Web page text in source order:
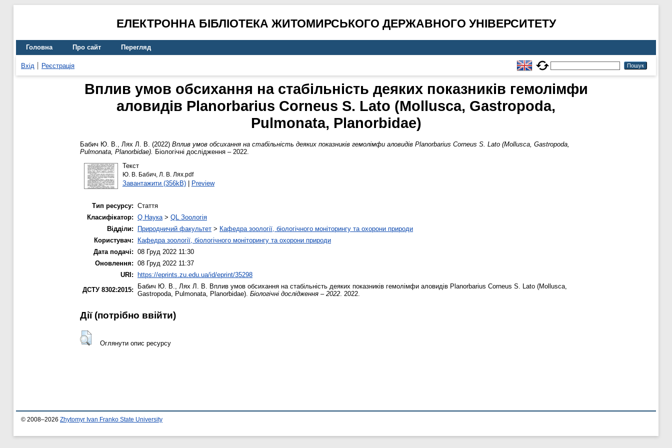
ЕЛЕКТРОННА БІБЛІОТЕКА ЖИТОМИРСЬКОГО ДЕРЖАВНОГО УНІВЕРСИТЕТУ
Головна Про сайт Перегляд
Вхід Реєстрація
Вплив умов обсихання на стабільність деяких показників гемолімфи
аловидів Planorbarius Corneus S. Lato (Mollusca, Gastropoda,
Pulmonata, Planorbidae)
Бабич Ю. В., Лях Л. В. (2022) Вплив умов обсихання на стабільність деяких показників гемолімфи аловидів Planorbarius Corneus S. Lato (Mollusca, Gastropoda,
Pulmonata, Planorbidae). Біологічні дослідження – 2022.
Текст
Ю. В. Бабич, Л. В. Лях.pdf
Завантажити (356kB)| Preview
Тип ресурсу: Стаття
Класифікатор: Q Наука> QL Зоологія
Відділи:
Природничий факультет > Кафедра зоології, біологічного моніторингу та охорони природи
Користувач:
Кафедра зоології, біологічного моніторингу та охорони природи
Дата подачі: 08 Груд 2022 11:30
Оновлення: 08 Груд 2022 11:37
URI:
https://eprints.zu.edu.ua/id/eprint/35298
ДСТУ 8302:2015:
Бабич Ю. В., Лях Л. В. Вплив умов обсихання на стабільність деяких показників гемолімфи аловидів Planorbarius Corneus S. Lato (Mollusca,
Gastropoda, Pulmonata, Planorbidae). Біологічні дослідження – 2022. 2022.
Дії ​​(потрібно ввійти)
Оглянути опис ресурсу
© 2008–2026 Zhytomyr Ivan Franko State University